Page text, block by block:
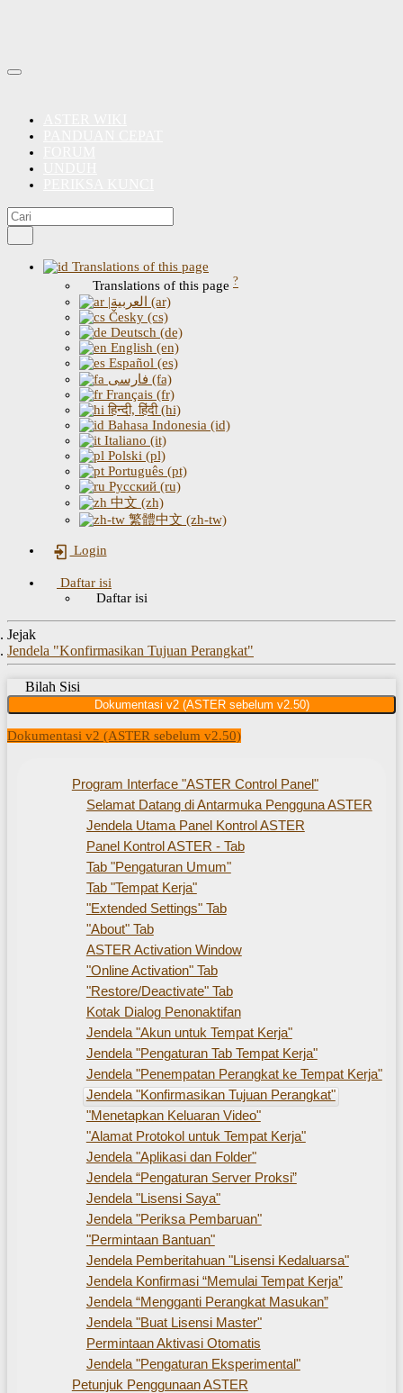
Translations of this page
Translations of this page ?
|العربية (ar)
Česky (cs)
Deutsch (de)
English (en)
Español (es)
فارسی (fa)
Français (fr)
हिन्दी, हिंदी (hi)
Bahasa Indonesia (id)
Italiano (it)
Polski (pl)
Português (pt)
Русский (ru)
中文 (zh)
繁體中文 (zh-tw)
Login
Daftar isi
Daftar isi
Jejak
Jendela "Konfirmasikan Tujuan Perangkat"
Bilah Sisi
Dokumentasi v2 (ASTER sebelum v2.50)
Dokumentasi v2 (ASTER sebelum v2.50)
Program Interface "ASTER Control Panel"
Selamat Datang di Antarmuka Pengguna ASTER
Jendela Utama Panel Kontrol ASTER
Panel Kontrol ASTER - Tab
Tab "Pengaturan Umum"
Tab "Tempat Kerja"
"Extended Settings" Tab
"About" Tab
ASTER Activation Window
"Online Activation" Tab
"Restore/Deactivate" Tab
Kotak Dialog Penonaktifan
Jendela "Akun untuk Tempat Kerja"
Jendela "Pengaturan Tab Tempat Kerja"
Jendela "Penempatan Perangkat ke Tempat Kerja"
Jendela "Konfirmasikan Tujuan Perangkat"
"Menetapkan Keluaran Video"
"Alamat Protokol untuk Tempat Kerja"
Jendela "Aplikasi dan Folder"
Jendela “Pengaturan Server Proksi”
Jendela "Lisensi Saya"
Jendela "Periksa Pembaruan"
"Permintaan Bantuan"
Jendela Pemberitahuan "Lisensi Kedaluarsa"
Jendela Konfirmasi “Memulai Tempat Kerja”
Jendela “Mengganti Perangkat Masukan”
Jendela "Buat Lisensi Master"
Permintaan Aktivasi Otomatis
Jendela "Pengaturan Eksperimental"
Petunjuk Penggunaan ASTER